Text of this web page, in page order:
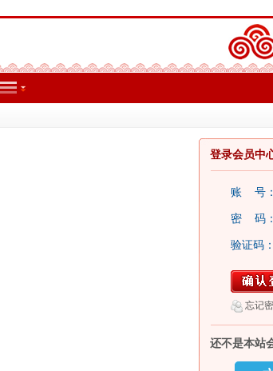
登录会员中
账 号：
密 码：
验证码：
忘记
还不是本站